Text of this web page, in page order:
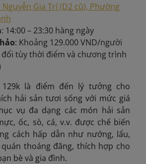
Nguyễn Gia Trí (D2 cũ), Phường
: 14:00 – 23:30 hàng ngày
: Khoảng 129.000 VND/người
tùy thời điểm và chương trình
129k là điểm đến lý tưởng cho
hải sản tươi sống với mức giá
vụ đa dạng các món hải sản
ốc, sò, cá, v.v. được chế biến
cách hấp dẫn như nướng, lẩu,
thoáng đãng, thích hợp cho
bè và gia đình.